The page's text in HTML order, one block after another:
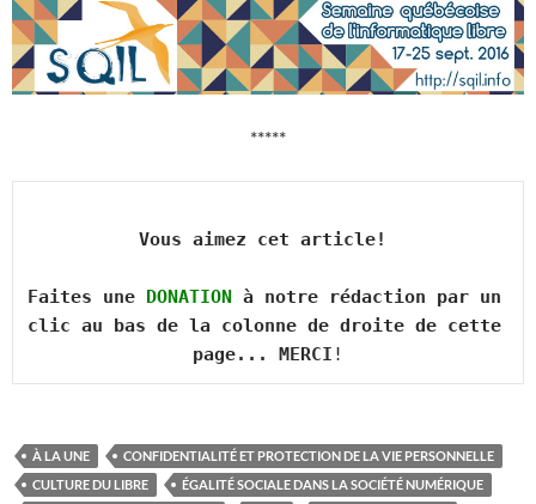
*****
Vous aimez cet article!
Faites une DONATION
à notre rédaction par un
clic au bas de la colonne de droite de cette
page... MERCI !
À LA UNE
CONFIDENTIALITÉ ET PROTECTION DE LA VIE PERSONNELLE
CULTURE DU LIBRE
ÉGALITÉ SOCIALE DANS LA SOCIÉTÉ NUMÉRIQUE